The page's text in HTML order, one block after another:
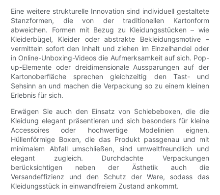
Eine weitere strukturelle Innovation sind individuell gestaltete
Stanzformen, die von der traditionellen Kartonform
abweichen. Formen mit Bezug zu Kleidungsstücken – wie
Kleiderbügel, Kleider oder abstrakte Bekleidungsmotive –
vermitteln sofort den Inhalt und ziehen im Einzelhandel oder
in Online-Unboxing-Videos die Aufmerksamkeit auf sich. Pop-
up-Elemente oder dreidimensionale Aussparungen auf der
Kartonoberfläche sprechen gleichzeitig den Tast- und
Sehsinn an und machen die Verpackung so zu einem kleinen
Erlebnis für sich.
Erwägen Sie auch den Einsatz von Schiebeboxen, die die
Kleidung elegant präsentieren und sich besonders für kleine
Accessoires oder hochwertige Modelinien eignen.
Hüllenförmige Boxen, die das Produkt passgenau und mit
minimalem Abfall umschließen, sind umweltfreundlich und
elegant zugleich. Durchdachte Verpackungen
berücksichtigen neben der Ästhetik auch die
Versandeffizienz und den Schutz der Ware, sodass das
Kleidungsstück in einwandfreiem Zustand ankommt.